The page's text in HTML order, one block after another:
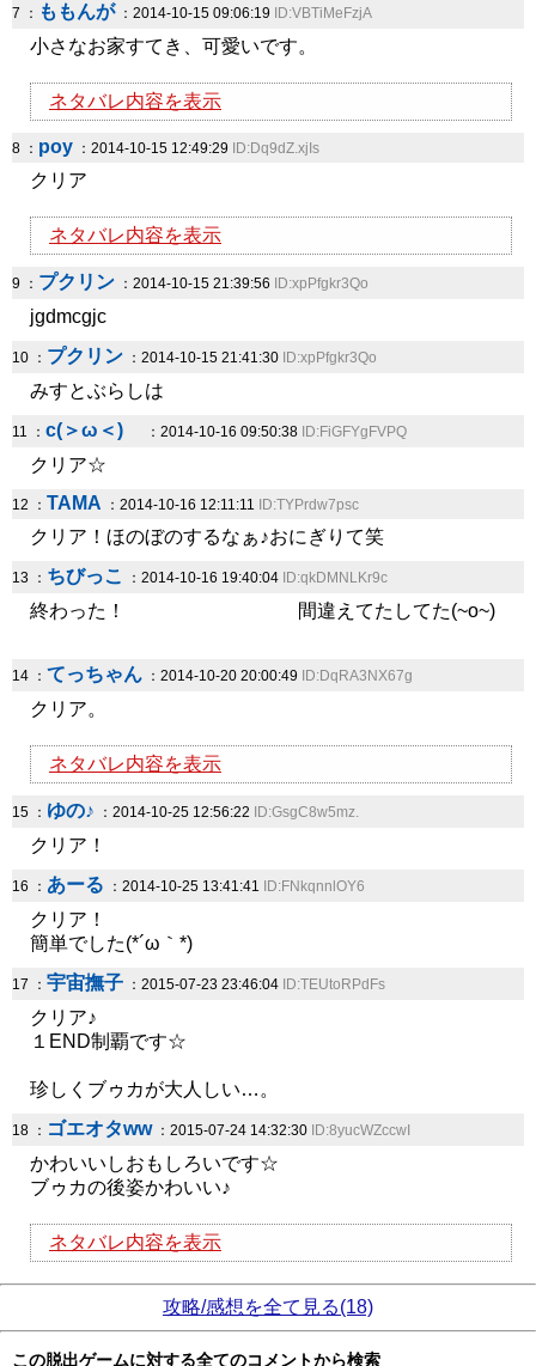
7 ： ももんが：2014-10-15 09:06:19 ID:VBTiMeFzjA
小さなお家すてき、可愛いです。
ネタバレ内容を表示
8 ： poy ：2014-10-15 12:49:29 ID:Dq9dZ.xjIs
クリア
ネタバレ内容を表示
9 ： プクリン ：2014-10-15 21:39:56 ID:xpPfgkr3Qo
jgdmcgjc
10 ： プクリン ：2014-10-15 21:41:30 ID:xpPfgkr3Qo
みすとぶらしは
11 ： c(＞ω＜)ゞ ：2014-10-16 09:50:38 ID:FiGFYgFVPQ
クリア☆
12 ： TAMA ：2014-10-16 12:11:11 ID:TYPrdw7psc
クリア！ほのぼのするなぁ♪おにぎりて笑
13 ： ちびっこ ：2014-10-16 19:40:04 ID:qkDMNLKr9c
終わった！ 間違えてたしてた(~o~)
14 ： てっちゃん ：2014-10-20 20:00:49 ID:DqRA3NX67g
クリア。
ネタバレ内容を表示
15 ： ゆの♪ ：2014-10-25 12:56:22 ID:GsgC8w5mz.
クリア！
16 ： あーる ：2014-10-25 13:41:41 ID:FNkqnnlOY6
クリア！
簡単でした(*´ω｀*)
17 ： 宇宙撫子 ：2015-07-23 23:46:04 ID:TEUtoRPdFs
クリア♪
１END制覇です☆
珍しくブゥカが大人しい…。
18 ： ゴエオタww：2015-07-24 14:32:30 ID:8yucWZccwI
かわいいしおもしろいです☆
ブゥカの後姿かわいい♪
ネタバレ内容を表示
攻略/感想を全て見る(18)
この脱出ゲームに対する全てのコメントから検索